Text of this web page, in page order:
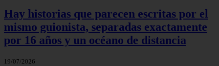
Hay historias que parecen escritas por el
mismo guionista, separadas exactamente
por 16 años y un océano de distancia
19/07/2026